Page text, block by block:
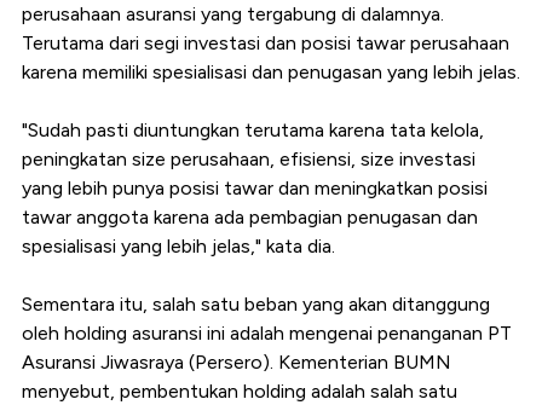
perusahaan asuransi yang tergabung di dalamnya.
Terutama dari segi investasi dan posisi tawar perusahaan
karena memiliki spesialisasi dan penugasan yang lebih jelas.
"Sudah pasti diuntungkan terutama karena tata kelola,
peningkatan size perusahaan, efisiensi, size investasi
yang lebih punya posisi tawar dan meningkatkan posisi
tawar anggota karena ada pembagian penugasan dan
spesialisasi yang lebih jelas," kata dia.
Sementara itu, salah satu beban yang akan ditanggung
oleh holding asuransi ini adalah mengenai penanganan PT
Asuransi Jiwasraya (Persero). Kementerian BUMN
menyebut, pembentukan holding adalah salah satu